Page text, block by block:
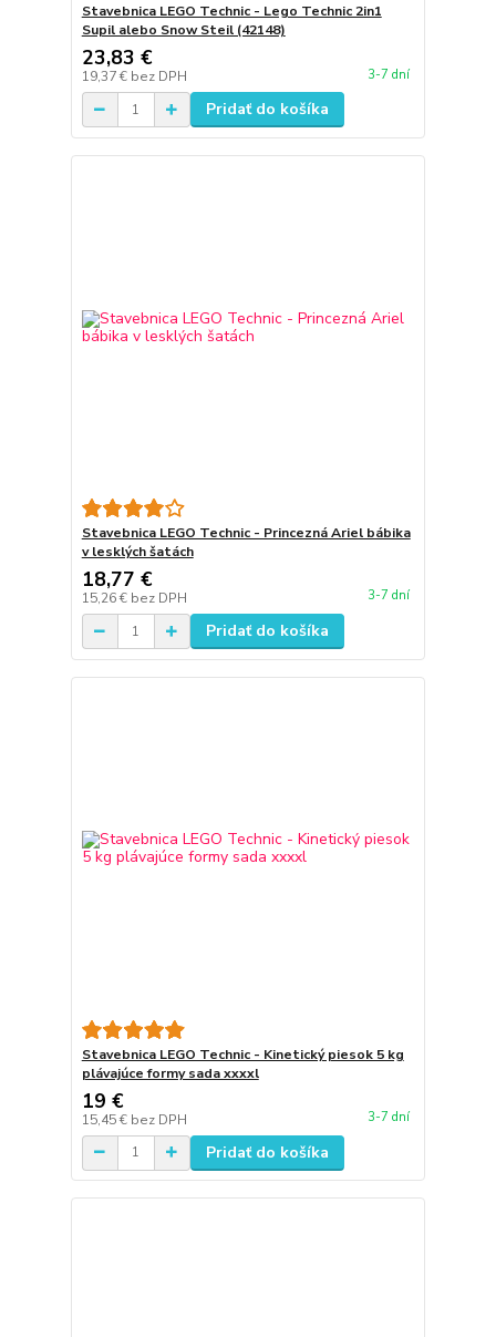
Stavebnica LEGO Technic - Lego Technic 2in1
Supil alebo Snow Steil (42148)
23,83 €
19,37 € bez DPH 3-7 dní
Pridať do košíka
Stavebnica LEGO Technic - Princezná Ariel bábika
v lesklých šatách
18,77 €
15,26 € bez DPH 3-7 dní
Pridať do košíka
Stavebnica LEGO Technic - Kinetický piesok 5 kg
plávajúce formy sada xxxxl
19 €
15,45 € bez DPH 3-7 dní
Pridať do košíka